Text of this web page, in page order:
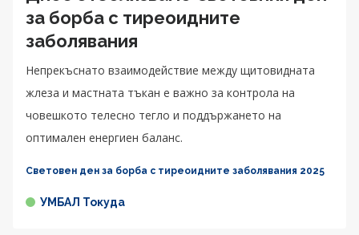
за борба с тиреоидните
заболявания
Непрекъснато взаимодействие между щитовидната
жлеза и мастната тъкан е важно за контрола на
човешкото телесно тегло и поддържането на
оптимален енергиен баланс.
Световен ден за борба с тиреоидните заболявания 2025
УМБАЛ Токуда